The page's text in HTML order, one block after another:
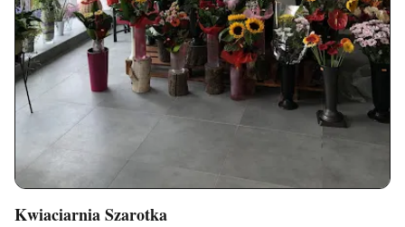
Kwiaciarnia Szarotka